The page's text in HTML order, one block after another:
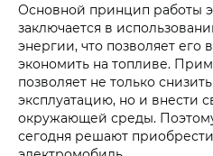
Основной принцип работы
заключается в
энергии, что позволяет его
экономить на топливе.
позволяет не только
эксплуатацию, но и внести
окружающей среды.
сегодня решают